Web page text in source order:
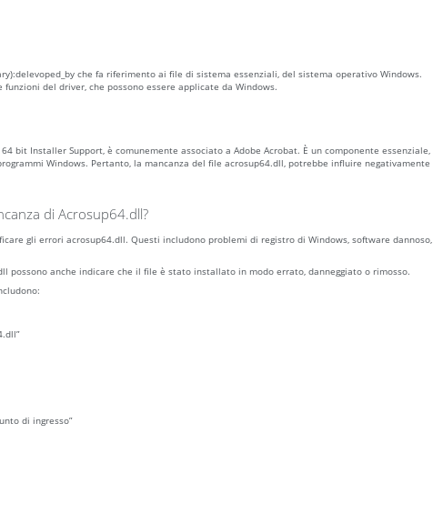
che fa riferimento ai file di sistema essenziali, del sistema operativo Windows.
del driver, che possono essere applicate da Windows.
bit Installer Support, è comunemente associato a Adobe Acrobat. È un componente essenziale,
Windows. Pertanto, la mancanza del file acrosup64.dll, potrebbe influire negativamente
di Acrosup64.dll?
gli errori acrosup64.dll. Questi includono problemi di registro di Windows, software dannoso,
possono anche indicare che il file è stato installato in modo errato, danneggiato o rimosso.
di ingresso”